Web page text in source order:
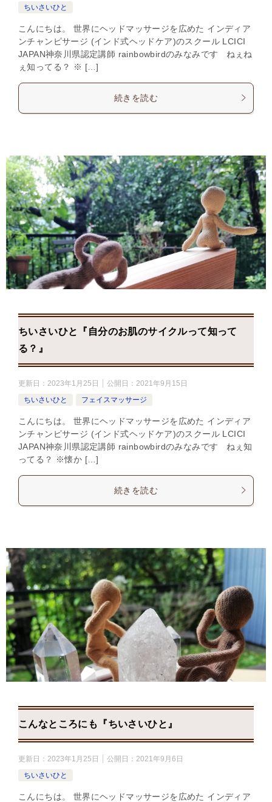
ちいさいひと
こんにちは。 世界にヘッドマッサージを広めた インディア
ンチャンピサージ (インド式ヘッドケア)のスクール LCICI
JAPAN神奈川県認定講師 rainbowbirdのみなみです ねぇね
ぇ知ってる？ ※ […]
続きを読む
ちいさいひと『自分のお肌のサイクルって知って
る？』
更新日： 2023年1月25日 公開日： 2021年9月15日
ちいさいひと
フェイスマッサージ
こんにちは。 世界にヘッドマッサージを広めた インディア
ンチャンピサージ (インド式ヘッドケア)のスクール LCICI
JAPAN神奈川県認定講師 rainbowbirdのみなみです ねぇ知
ってる？ ※懐か […]
続きを読む
こんなところにも『ちいさいひと』
更新日： 2023年1月25日 公開日： 2021年9月6日
ちいさいひと
こんにちは。 世界にヘッドマッサージを広めた インディア